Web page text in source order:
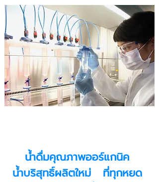
น้ำดื่มคุณภาพออร์แกนิค
น้ำบริสุทธิ์ผลิตใหม่ ที่ทุกหยด